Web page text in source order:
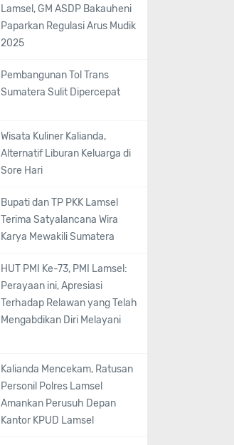
Lamsel, GM ASDP Bakauheni
Paparkan Regulasi Arus Mudik
2025
Pembangunan Tol Trans
Sumatera Sulit Dipercepat
Wisata Kuliner Kalianda,
Alternatif Liburan Keluarga di
Sore Hari
Bupati dan TP PKK Lamsel
Terima Satyalancana Wira
Karya Mewakili Sumatera
HUT PMI Ke-73, PMI Lamsel:
Perayaan ini, Apresiasi
Terhadap Relawan yang Telah
Mengabdikan Diri Melayani
Kalianda Mencekam, Ratusan
Personil Polres Lamsel
Amankan Perusuh Depan
Kantor KPUD Lamsel